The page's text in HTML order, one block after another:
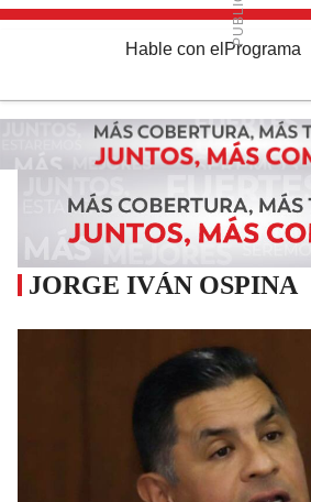
Hable con el Programa
JORGE IVÁN OSPINA